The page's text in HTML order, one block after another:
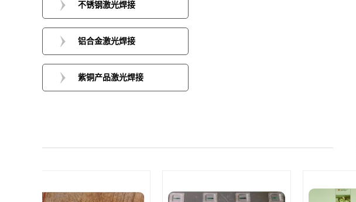
不锈钢激光焊接
铝合金激光焊接
紫铜产品激光焊接